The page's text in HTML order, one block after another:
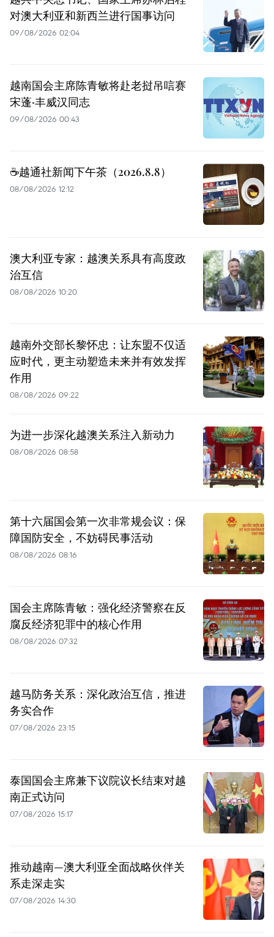
对澳大利亚和新西兰进行国事访问
09/08/2026 02:04
越南国会主席陈青敏将赴老挝吊唁赛
宋蓬·丰威汉同志
09/08/2026 00:43
☕️越通社新闻下午茶（2026.8.8）
08/08/2026 12:12
澳大利亚专家：越澳关系具有高度政
治互信
08/08/2026 10:20
越南外交部长黎怀忠：让东盟不仅适
应时代，更主动塑造未来并有效发挥
作用
08/08/2026 09:22
为进一步深化越澳关系注入新动力
08/08/2026 08:58
第十六届国会第一次非常规会议：保
障国防安全，不妨碍民事活动
08/08/2026 08:16
国会主席陈青敏：强化经济警察在反
腐反经济犯罪中的核心作用
08/08/2026 07:32
越马防务关系：深化政治互信，推进
务实合作
07/08/2026 23:15
泰国国会主席兼下议院议长结束对越
南正式访问
07/08/2026 15:17
推动越南—澳大利亚全面战略伙伴关
系走深走实
07/08/2026 14:30